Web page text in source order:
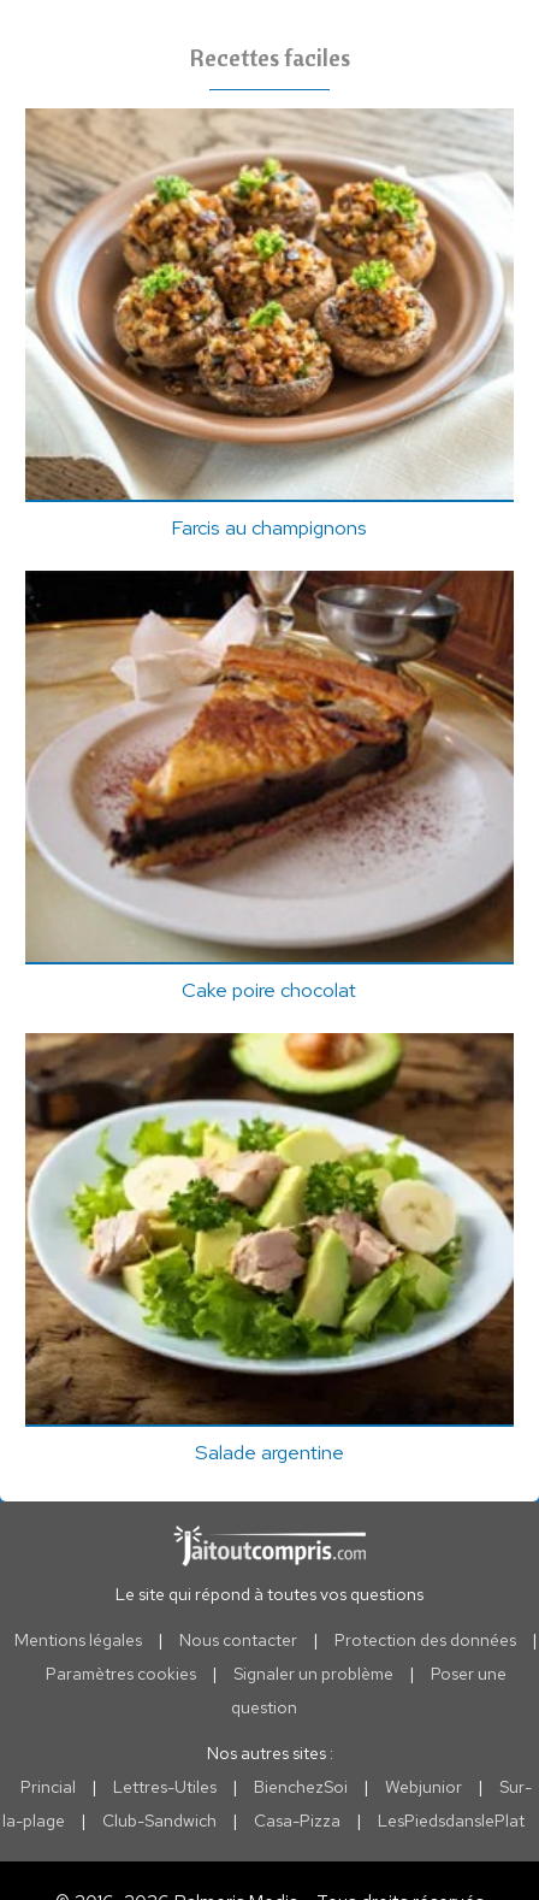
Recettes faciles
Farcis au champignons
Cake poire chocolat
Salade argentine
Le site qui répond à toutes vos questions
Mentions légales | Nous contacter | Protection des données
|
Paramètres cookies
| Signaler un problème |
Poser une
question
Nos autres sites :
Princial
| Lettres-Utiles | BienchezSoi | Webjunior |
Sur-
la-plage
| Club-Sandwich | Casa-Pizza | LesPiedsdanslePlat